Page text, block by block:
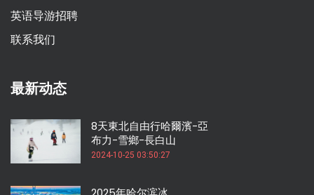
英语导游招聘
联系我们
最新动态
8天東北自由行哈爾濱-亞
布力-雪鄉-長白山
2024-10-25 03:50:27